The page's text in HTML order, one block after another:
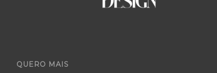
QUERO MAIS